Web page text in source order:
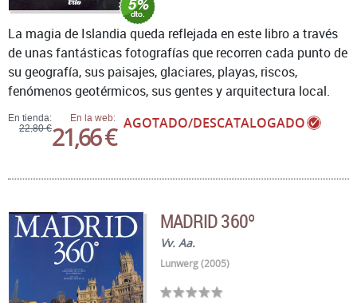
En tienda:
22,80 €
En la web:
21,66 € AGOTADO/DESCATALOGADO
La magia de Islandia queda reflejada en este libro a través
de unas fantásticas fotografías que recorren cada punto de
su geografía, sus paisajes, glaciares, playas, riscos,
fenómenos geotérmicos, sus gentes y arquitectura local.
MADRID 360º
Vv. Aa.
Lunwerg (2005)